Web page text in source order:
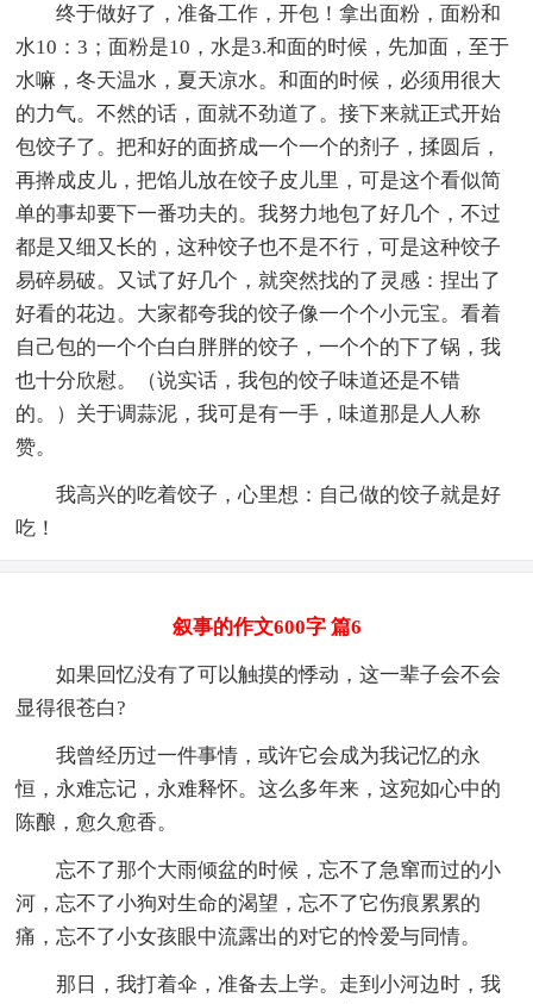
终于做好了，准备工作，开包！拿出面粉，面粉和
水10：3；面粉是10，水是3.和面的时候，先加面，至于
水嘛，冬天温水，夏天凉水。和面的时候，必须用很大
的力气。不然的话，面就不劲道了。接下来就正式开始
包饺子了。把和好的面挤成一个一个的剂子，揉圆后，
再擀成皮儿，把馅儿放在饺子皮儿里，可是这个看似简
单的事却要下一番功夫的。我努力地包了好几个，不过
都是又细又长的，这种饺子也不是不行，可是这种饺子
易碎易破。又试了好几个，就突然找的了灵感：捏出了
好看的花边。大家都夸我的饺子像一个个小元宝。看着
自己包的一个个白白胖胖的饺子，一个个的下了锅，我
也十分欣慰。（说实话，我包的饺子味道还是不错
的。）关于调蒜泥，我可是有一手，味道那是人人称
赞。
我高兴的吃着饺子，心里想：自己做的饺子就是好
吃！
叙事的作文600字 篇6
如果回忆没有了可以触摸的悸动，这一辈子会不会
显得很苍白?
我曾经历过一件事情，或许它会成为我记忆的永
恒，永难忘记，永难释怀。这么多年来，这宛如心中的
陈酿，愈久愈香。
忘不了那个大雨倾盆的时候，忘不了急窜而过的小
河，忘不了小狗对生命的渴望，忘不了它伤痕累累的
痛，忘不了小女孩眼中流露出的对它的怜爱与同情。
那日，我打着伞，准备去上学。走到小河边时，我